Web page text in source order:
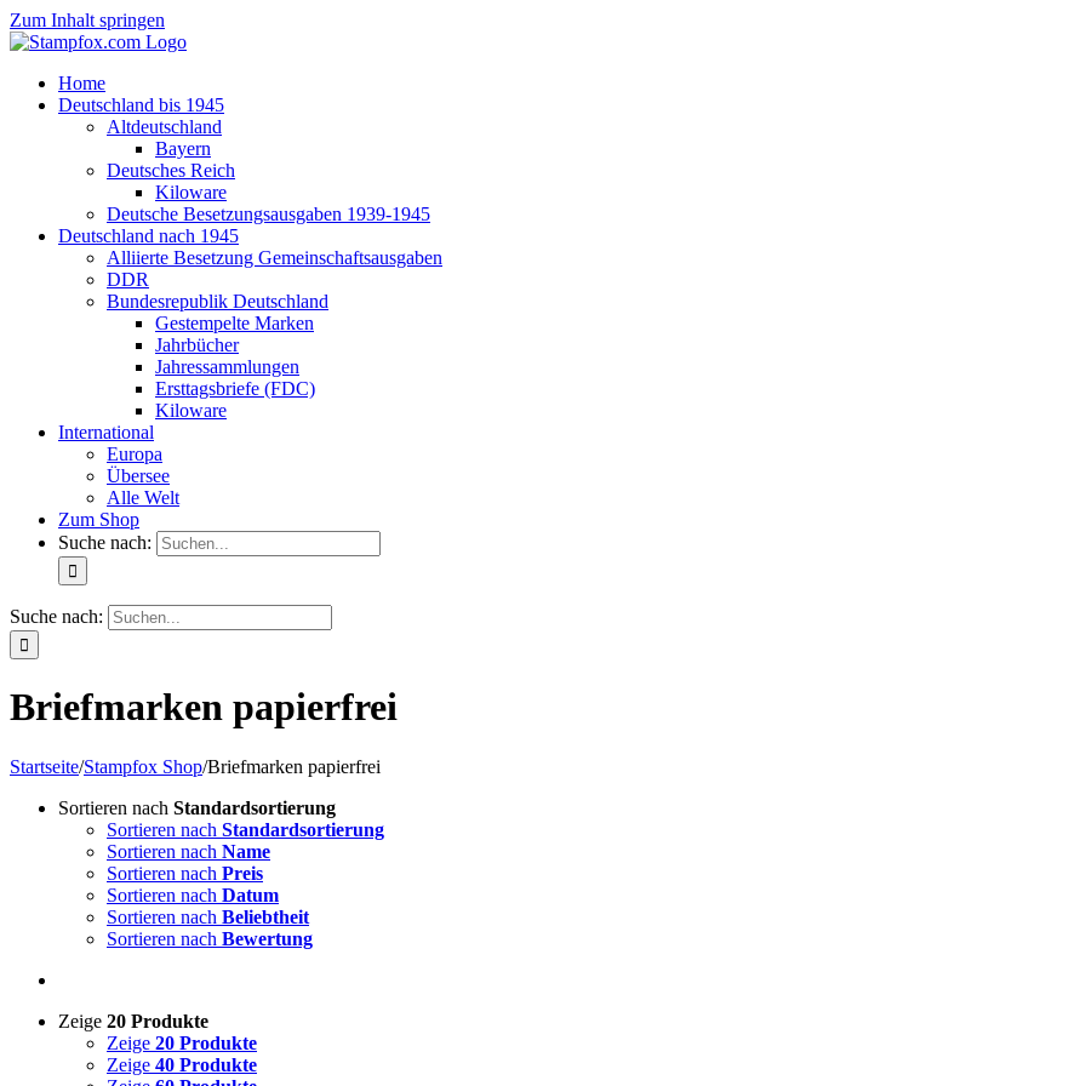
Zum Inhalt springen
Home
Deutschland bis 1945
Altdeutschland
Bayern
Deutsches Reich
Kiloware
Deutsche Besetzungsausgaben 1939-1945
Deutschland nach 1945
Alliierte Besetzung Gemeinschaftsausgaben
DDR
Bundesrepublik Deutschland
Gestempelte Marken
Jahrbücher
Jahressammlungen
Ersttagsbriefe (FDC)
Kiloware
International
Europa
Übersee
Alle Welt
Zum Shop
Suche nach:
Suche nach:
Briefmarken papierfrei
Startseite/Stampfox Shop/Briefmarken papierfrei
Sortieren nach Standardsortierung
Sortieren nach Standardsortierung
Sortieren nach Name
Sortieren nach Preis
Sortieren nach Datum
Sortieren nach Beliebtheit
Sortieren nach Bewertung
Zeige 20 Produkte
Zeige 20 Produkte
Zeige 40 Produkte